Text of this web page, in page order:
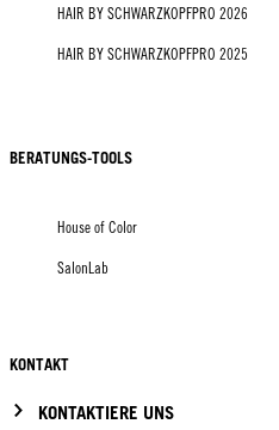
HAIR BY SCHWARZKOPFPRO 2026
HAIR BY SCHWARZKOPFPRO 2025
BERATUNGS-TOOLS
House of Color
SalonLab
KONTAKT
KONTAKTIERE UNS